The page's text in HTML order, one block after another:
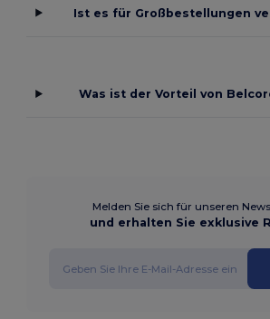
Ist es für Großbestellungen
Was ist der Vorteil von
Melden Sie sich für unseren
und erhalten Sie exklusive